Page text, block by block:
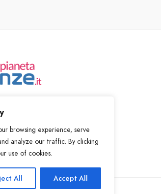
browsing experience, serve
analyze our traffic. By clicking
use of cookies.
All Accept All